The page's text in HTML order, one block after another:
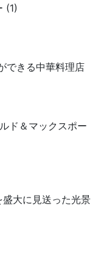
(1)
できる中華料理店
ド＆マックスポー
大に見送った光景